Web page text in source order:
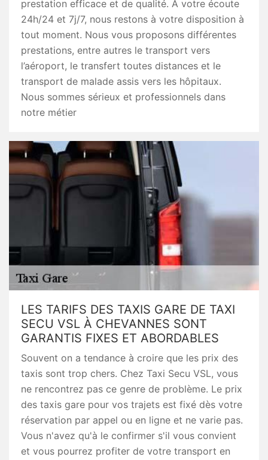
prestation efficace et de qualité. À votre écoute
24h/24 et 7j/7, nous restons à votre disposition à
tout moment. Nous vous proposons différentes
prestations, entre autres le transport vers
l’aéroport, le transfert toutes distances et le
transport de malade assis vers les hôpitaux.
Nous sommes sérieux et professionnels dans
notre métier
LES TARIFS DES TAXIS GARE DE TAXI
SECU VSL À CHEVANNES SONT
GARANTIS FIXES ET ABORDABLES
Souvent on a tendance à croire que les prix des
taxis sont trop chers. Chez Taxi Secu VSL, vous
ne rencontrez pas ce genre de problème. Le prix
des taxis gare pour vos trajets est fixé dès votre
réservation par appel ou en ligne et ne varie pas.
Vous n'avez qu'à le confirmer s'il vous convient
et vous pourrez profiter de votre transport en